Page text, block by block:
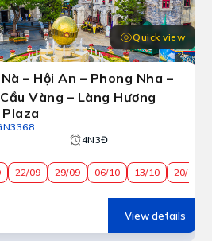
Quick view
– Hội An – Phong Nha –
Vàng – Làng Hương
4N3Đ
22/09 29/09 06/10 13/10 20/10
View details